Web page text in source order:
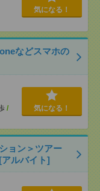
気になる！
などスマホの
/
気になる！
ョン＞ツアー
ルバイト]